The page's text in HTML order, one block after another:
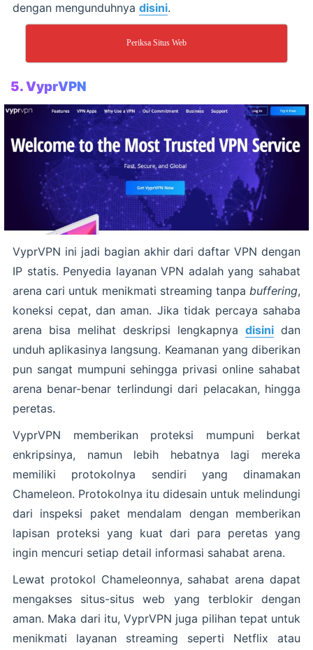
dengan mengunduhnya disini.
Periksa Situs Web
5. VyprVPN
VyprVPN ini jadi bagian akhir dari daftar VPN dengan
IP statis. Penyedia layanan VPN adalah yang sahabat
arena cari untuk menikmati streaming tanpa buffering,
koneksi cepat, dan aman. Jika tidak percaya sahaba
arena bisa melihat deskripsi lengkapnya disini dan
unduh aplikasinya langsung. Keamanan yang diberikan
pun sangat mumpuni sehingga privasi online sahabat
arena benar-benar terlindungi dari pelacakan, hingga
peretas.
VyprVPN memberikan proteksi mumpuni berkat
enkripsinya, namun lebih hebatnya lagi mereka
memiliki protokolnya sendiri yang dinamakan
Chameleon. Protokolnya itu didesain untuk melindungi
dari inspeksi paket mendalam dengan memberikan
lapisan proteksi yang kuat dari para peretas yang
ingin mencuri setiap detail informasi sahabat arena.
Lewat protokol Chameleonnya, sahabat arena dapat
mengakses situs-situs web yang terblokir dengan
aman. Maka dari itu, VyprVPN juga pilihan tepat untuk
menikmati layanan streaming seperti Netflix atau